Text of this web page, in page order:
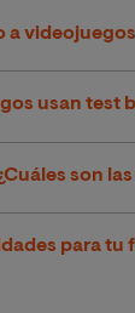
a videojuegos
usan test
son
para tu